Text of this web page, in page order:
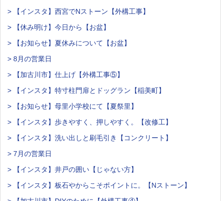
> 【インスタ】西宮でNストーン【外構工事】
> 【休み明け】今日から【お盆】
> 【お知らせ】夏休みについて【お盆】
> 8月の営業日
> 【加古川市】仕上げ【外構工事⑤】
> 【インスタ】特寸柱門扉とドッグラン【稲美町】
> 【お知らせ】母里小学校にて【夏祭里】
> 【インスタ】歩きやすく、押しやすく。【改修工】
> 【インスタ】洗い出しと刷毛引き【コンクリート】
> 7月の営業日
> 【インスタ】井戸の囲い【じゃない方】
> 【インスタ】板石やからこそポイントに。【Nストーン】